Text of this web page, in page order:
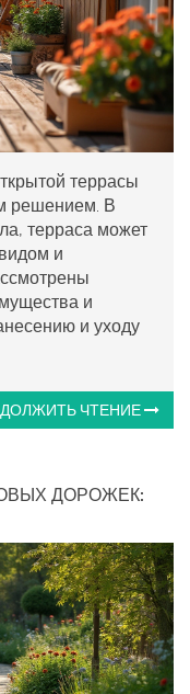
террасы
решением. В
терраса может
и
и
и уходу
ЧТЕНИЕ
ДОРОЖЕК: